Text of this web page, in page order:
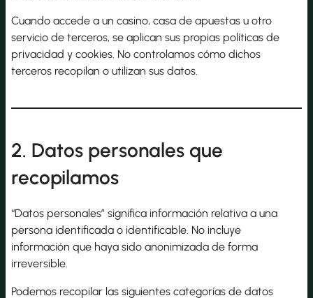
Cuando accede a un casino, casa de apuestas u otro
servicio de terceros, se aplican sus propias políticas de
privacidad y cookies. No controlamos cómo dichos
terceros recopilan o utilizan sus datos.
2. Datos personales que
recopilamos
“Datos personales” significa información relativa a una
persona identificada o identificable. No incluye
información que haya sido anonimizada de forma
irreversible.
Podemos recopilar las siguientes categorías de datos